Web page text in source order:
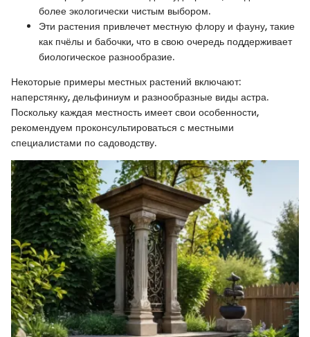
более экологически чистым выбором.
Эти растения привлечет местную флору и фауну, такие
как пчёлы и бабочки, что в свою очередь поддерживает
биологическое разнообразие.
Некоторые примеры местных растений включают:
наперстянку, дельфиниум и разнообразные виды астра.
Поскольку каждая местность имеет свои особенности,
рекомендуем проконсультироваться с местными
специалистами по садоводству.